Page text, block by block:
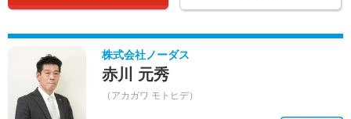
株式会社ノーダス
赤川 元秀
（アカガワ モトヒデ）